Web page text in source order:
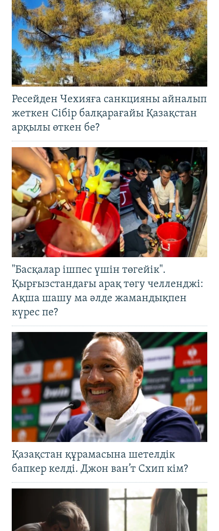
Ресейден Чехияға санкцияны айналып
жеткен Сібір балқарағайы Қазақстан
арқылы өткен бе?
"Басқалар ішпес үшін төгейік".
Қырғызстандағы арақ төгу челленджі:
Ақша шашу ма әлде жамандықпен
күрес пе?
Қазақстан құрамасына шетелдік
бапкер келді. Джон ван’т Схип кім?